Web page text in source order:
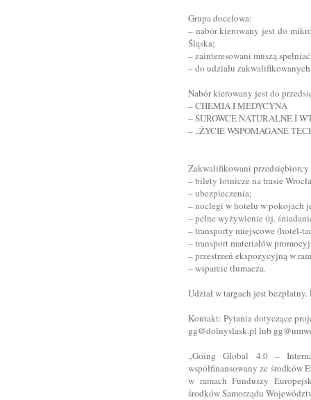
Grupa docelowa:
– nabór kierowany jest do
Śląska;
– zainteresowani muszą
– do udziału
Nabór kierowany jest do
– CHEMIA I MEDYCYNA
– SUROWCE NATURALNE I
– „ŻYCIE WSPOMAGANE
Zakwalifikowani
– bilety lotnicze na trasie
– ubezpieczenia;
– noclegi w hotelu w pokojach
– pełne wyżywienie (tj.
– transporty miejscowe (hotel-
– transport materiałów
– przestrzeń ekspozycyjną w
– wsparcie tłumacza.
Udział w targach jest
Kontakt: Pytania dotyczące
gg@dolnyslask.pl lub
„Going Global 4.0 –
współfinansowany ze środków
w ramach Funduszy
środków Samorządu